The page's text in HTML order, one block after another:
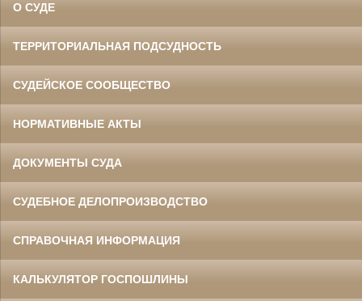
О СУДЕ
ТЕРРИТОРИАЛЬНАЯ ПОДСУДНОСТЬ
СУДЕЙСКОЕ СООБЩЕСТВО
НОРМАТИВНЫЕ АКТЫ
ДОКУМЕНТЫ СУДА
СУДЕБНОЕ ДЕЛОПРОИЗВОДСТВО
СПРАВОЧНАЯ ИНФОРМАЦИЯ
КАЛЬКУЛЯТОР ГОСПОШЛИНЫ